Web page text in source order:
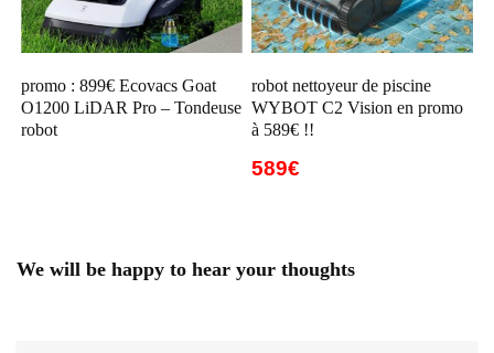
promo : 899€ Ecovacs Goat
O1200 LiDAR Pro – Tondeuse
robot
robot nettoyeur de piscine
WYBOT C2 Vision en promo
à 589€ !!
589€
We will be happy to hear your thoughts